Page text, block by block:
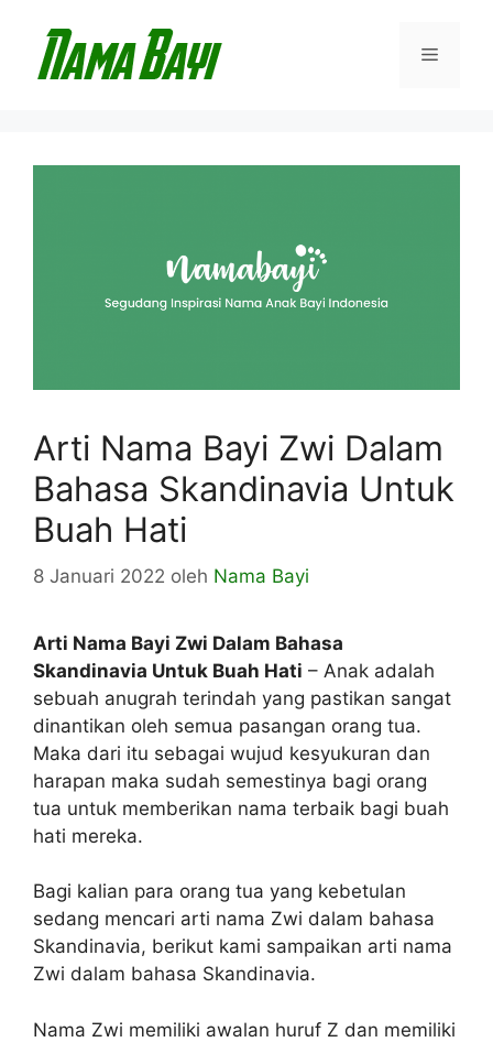
Menu
Arti Nama Bayi Zwi Dalam
Bahasa Skandinavia Untuk
Buah Hati
8 Januari 2022 oleh Nama Bayi
Arti Nama Bayi Zwi Dalam Bahasa
Skandinavia Untuk Buah Hati – Anak adalah
sebuah anugrah terindah yang pastikan sangat
dinantikan oleh semua pasangan orang tua.
Maka dari itu sebagai wujud kesyukuran dan
harapan maka sudah semestinya bagi orang
tua untuk memberikan nama terbaik bagi buah
hati mereka.
Bagi kalian para orang tua yang kebetulan
sedang mencari arti nama Zwi dalam bahasa
Skandinavia, berikut kami sampaikan arti nama
Zwi dalam bahasa Skandinavia.
Nama Zwi memiliki awalan huruf Z dan memiliki